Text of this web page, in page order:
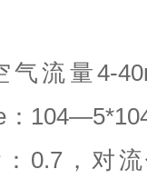
流量4-
0.7，对